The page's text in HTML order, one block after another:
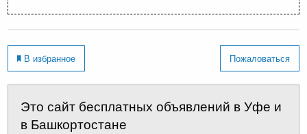
В избранное Пожаловаться
Это сайт бесплатных объявлений в Уфе и
в Башкортостане